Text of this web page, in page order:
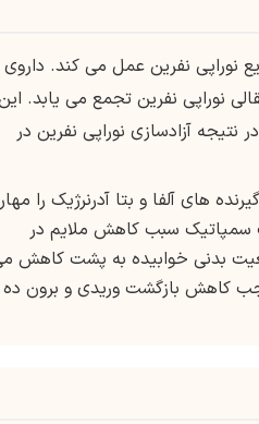
نوراپی نفرین عمل می کند. داروی
نوراپی نفرین تجمع می یابد.
آزادسازی نوراپی نفرین در
های آلفا و بتا آدرنرژیک را مهار
سمپاتیک سبب کاهش ملایم در
بدنی خوابیده به پشت کاهش
کاهش بازگشت وریدی و برون ده